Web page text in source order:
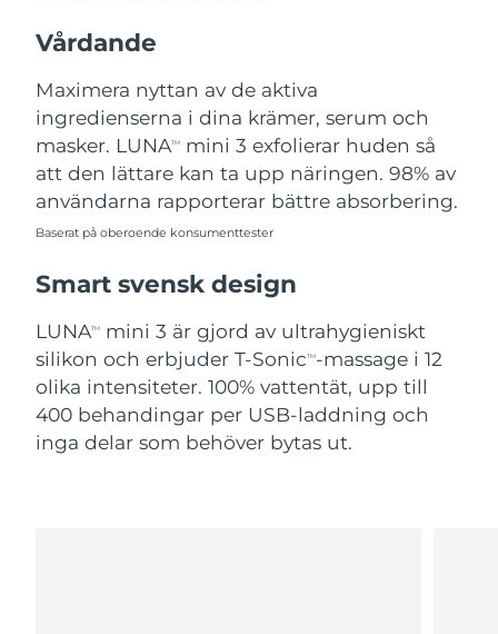
Vårdande
Maximera nyttan av de aktiva
ingredienserna i dina krämer, serum och
masker. LUNATM
mini 3 exfolierar huden så
att den lättare kan ta upp näringen. 98% av
användarna rapporterar bättre absorbering.
Baserat på oberoende konsumenttester
Smart svensk design
LUNATM
mini 3 är gjord av ultrahygieniskt
silikon och erbjuder T-SonicTM-massage i 12
olika intensiteter. 100% vattentät, upp till
400 behandingar per USB-laddning och
inga delar som behöver bytas ut.
Uzbekistan Förväntad leverans8/13/26
Vietnam Förväntad leverans8/14/26